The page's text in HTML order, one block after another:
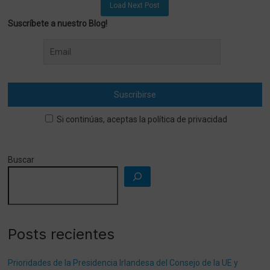
Load Next Post
Suscríbete a nuestro Blog!
Si continúas, aceptas la política de privacidad
Buscar
Posts recientes
Prioridades de la Presidencia Irlandesa del Consejo de la UE y